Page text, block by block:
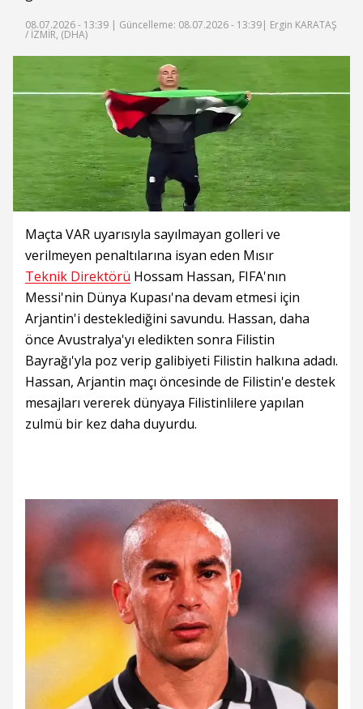
08.07.2026 - 13:39 | Güncelleme: 08.07.2026 - 13:39| Ergin KARATAŞ
/ İZMİR, (DHA)
Maçta VAR uyarısıyla sayılmayan golleri ve
verilmeyen penaltılarına isyan eden Mısır
Teknik Direktörü Hossam Hassan, FIFA'nın
Messi'nin Dünya Kupası'na devam etmesi için
Arjantin'i desteklediğini savundu. Hassan, daha
önce Avustralya'yı eledikten sonra Filistin
Bayrağı'yla poz verip galibiyeti Filistin halkına adadı.
Hassan, Arjantin maçı öncesinde de Filistin'e destek
mesajları vererek dünyaya Filistinlilere yapılan
zulmü bir kez daha duyurdu.